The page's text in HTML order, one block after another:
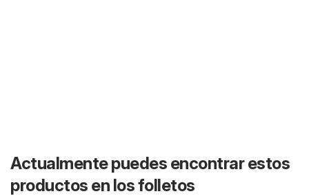
Actualmente puedes encontrar estos
productos en los folletos